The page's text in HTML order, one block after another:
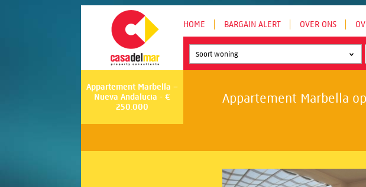
HOME BARGAIN ALERT OVER ONS
Soort woning
Appartement Marbella –
Nueva Andalucia - €
250.000
Appartement Marbella